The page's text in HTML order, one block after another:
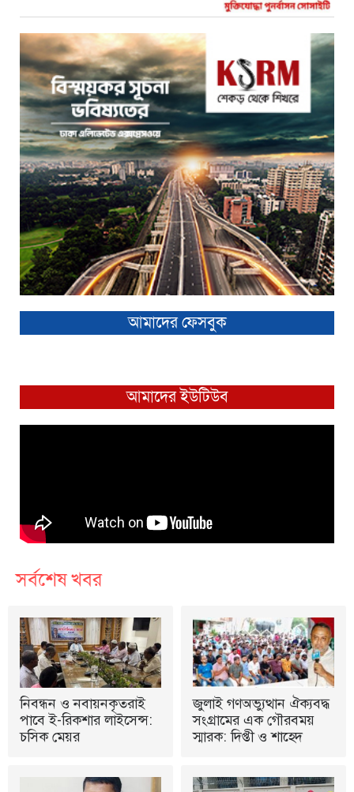
আমাদের ফেসবুক
আমাদের ইউটিউব
সর্বশেষ খবর
নিবন্ধন ও নবায়নকৃতরাই
পাবে ই-রিকশার লাইসেন্স:
চসিক মেয়র
জুলাই গণঅভ্যুত্থান ঐক্যবদ্ধ
সংগ্রামের এক গৌরবময়
স্মারক: দিপ্তী ও শাহেদ